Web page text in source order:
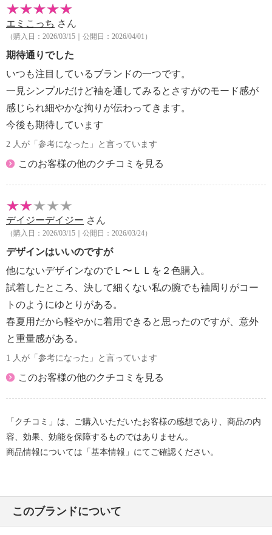
エミこっち さん
（購入日：2026/03/15｜公開日：2026/04/01）
期待通りでした
いつも注目しているブランドの一つです。
一見シンプルだけど袖を通してみるとさすがのモード感が
感じられ細やかな拘りが伝わってきます。
今後も期待しています
2 人が「参考になった」と言っています
このお客様の他のクチコミを見る
デイジーデイジー さん
（購入日：2026/03/15｜公開日：2026/03/24）
デザインはいいのですが
他にないデザインなのでＬ〜ＬＬを２色購入。
試着したところ、決して細くない私の腕でも袖周りがコー
トのようにゆとりがある。
春夏用だから軽やかに着用できると思ったのですが、意外
と重量感がある。
1 人が「参考になった」と言っています
このお客様の他のクチコミを見る
「クチコミ」は、ご購入いただいたお客様の感想であり、商品の内
容、効果、効能を保障するものではありません。
商品情報については「基本情報」にてご確認ください。
このブランドについて